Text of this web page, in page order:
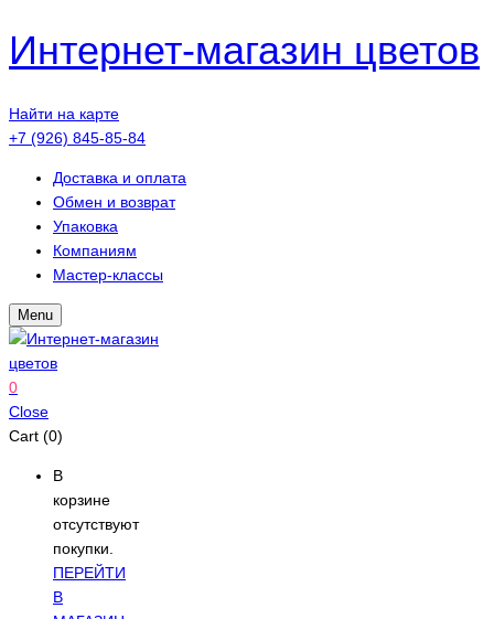
Интернет-магазин цветов
Найти на карте
+7 (926) 845-85-84
Доставка и оплата
Обмен и возврат
Упаковка
Компаниям
Мастер-классы
Menu
0
Close
Cart (0)
В
корзине
отсутствуют
покупки.
ПЕРЕЙТИ
В